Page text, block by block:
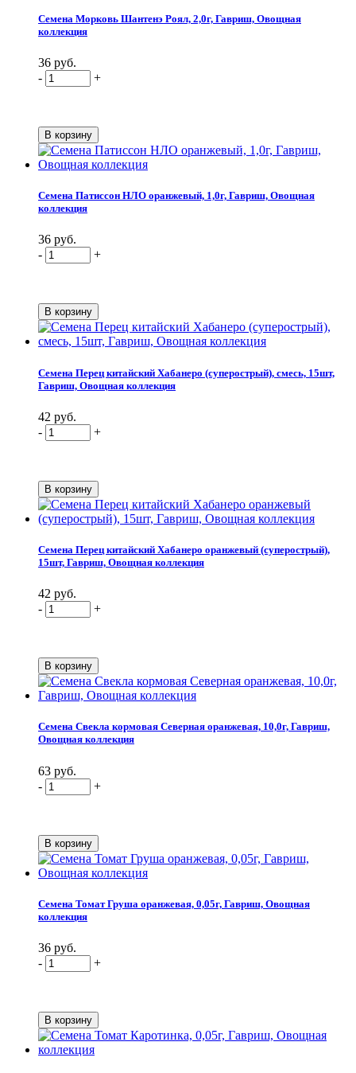
Семена Морковь Шантенэ Роял, 2,0г, Гавриш, Овощная
коллекция
36 руб.
-
+
Семена Патиссон НЛО оранжевый, 1,0г, Гавриш, Овощная
коллекция
36 руб.
-
+
Семена Перец китайский Хабанеро (суперострый), смесь, 15шт,
Гавриш, Овощная коллекция
42 руб.
-
+
Семена Перец китайский Хабанеро оранжевый (суперострый),
15шт, Гавриш, Овощная коллекция
42 руб.
-
+
Семена Свекла кормовая Северная оранжевая, 10,0г, Гавриш,
Овощная коллекция
63 руб.
-
+
Семена Томат Груша оранжевая, 0,05г, Гавриш, Овощная
коллекция
36 руб.
-
+